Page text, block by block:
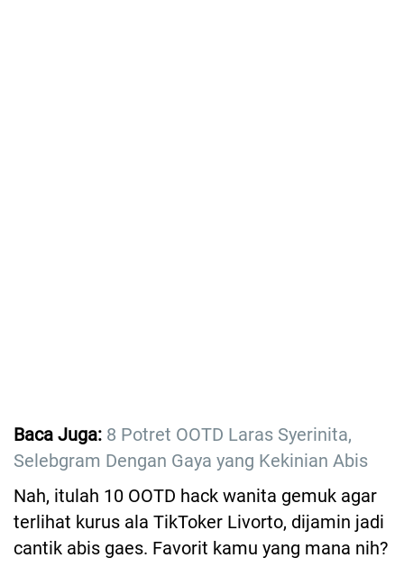
Baca Juga: 8 Potret OOTD Laras Syerinita,
Selebgram Dengan Gaya yang Kekinian Abis
Nah, itulah 10 OOTD hack wanita gemuk agar
terlihat kurus ala TikToker Livorto, dijamin jadi
cantik abis gaes. Favorit kamu yang mana nih?